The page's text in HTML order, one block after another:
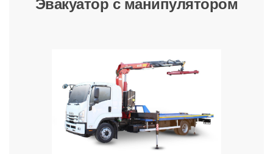
Эвакуатор с манипулятором